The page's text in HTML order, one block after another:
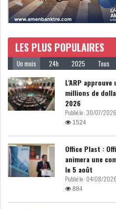
LES PLUS POPULAIRES
Un mois 24h 2025 Tous
L'ARP
millions de
2026
Publié le : 30/07/2026
1524
Office Plast :
animera une
le 5 août
Publié le : 04/08/2026
884